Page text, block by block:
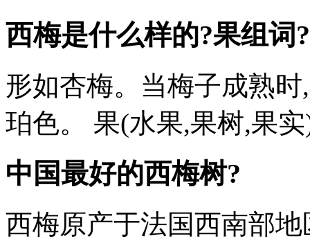
西梅是什么样的?果组词?
形如杏梅。当梅子成熟
珀色。 果(水果,果树,果
中国最好的西梅树?
西梅原产于法国西南部